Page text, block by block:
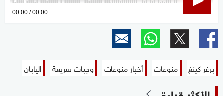
0
00:00 00:00
برغر كينغ منوعات أخبار منوعات وجبات سريعة اليابان